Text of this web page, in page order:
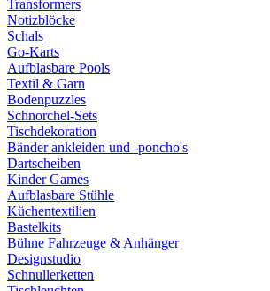
Transformers
Notizblöcke
Schals
Go-Karts
Aufblasbare Pools
Textil & Garn
Bodenpuzzles
Schnorchel-Sets
Tischdekoration
Bänder ankleiden und -poncho's
Dartscheiben
Kinder Games
Aufblasbare Stühle
Küchentextilien
Bastelkits
Bühne Fahrzeuge & Anhänger
Designstudio
Schnullerketten